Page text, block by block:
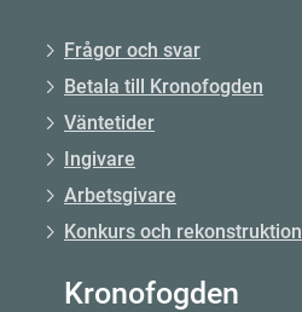
Frågor och svar
Betala till Kronofogden
Väntetider
Ingivare
Arbetsgivare
Konkurs och rekonstruktion
Kronofogden